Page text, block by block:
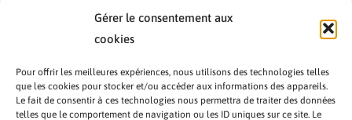
Gérer le consentement aux
cookies
Pour offrir les meilleures expériences, nous utilisons des technologies telles
que les cookies pour stocker et/ou accéder aux informations des appareils.
Le fait de consentir à ces technologies nous permettra de traiter des données
telles que le comportement de navigation ou les ID uniques sur ce site. Le